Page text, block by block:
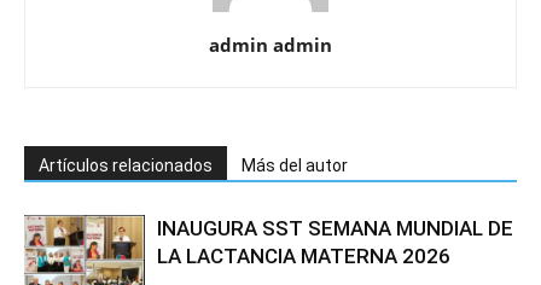
admin admin
Artículos relacionados Más del autor
INAUGURA SST SEMANA MUNDIAL DE
LA LACTANCIA MATERNA 2026